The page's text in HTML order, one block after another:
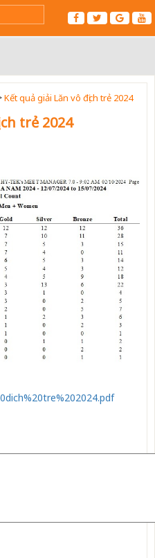
Kết quả giải Lăn vô địch trẻ 2024
trẻ 2024